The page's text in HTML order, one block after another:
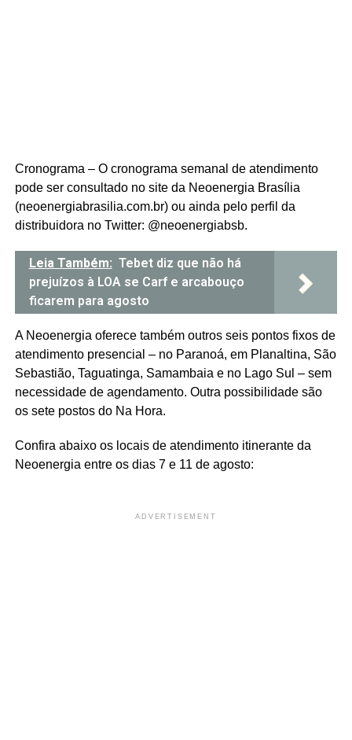
Cronograma – O cronograma semanal de atendimento
pode ser consultado no site da Neoenergia Brasília
(neoenergiabrasilia.com.br) ou ainda pelo perfil da
distribuidora no Twitter: @neoenergiabsb.
Leia Também: Tebet diz que não há
prejuízos à LOA se Carf e arcabouço
ficarem para agosto
A Neoenergia oferece também outros seis pontos fixos de
atendimento presencial – no Paranoá, em Planaltina, São
Sebastião, Taguatinga, Samambaia e no Lago Sul – sem
necessidade de agendamento. Outra possibilidade são
os sete postos do Na Hora.
Confira abaixo os locais de atendimento itinerante da
Neoenergia entre os dias 7 e 11 de agosto:
ADVERTISEMENT